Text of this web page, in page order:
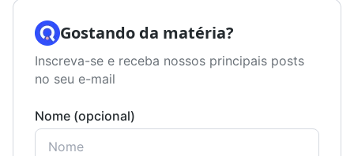
Gostando da matéria?
Inscreva-se e receba nossos principais posts
no seu e-mail
Nome (opcional)